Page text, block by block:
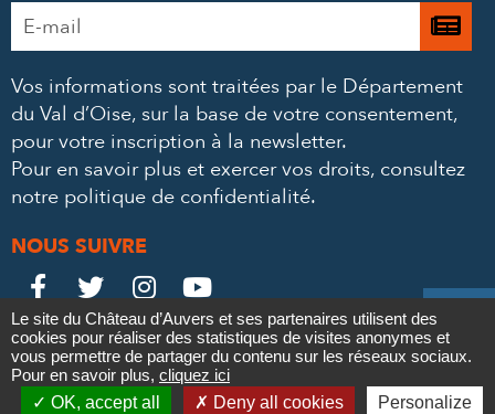
Contact

Adresse
e-
*
Je
à
Vos informations sont traitées par le Département
du Val d’Oise, sur la base de votre consentement,
pour votre inscription à la newsletter.
Pour en savoir plus et exercer vos droits, consultez
notre politique de confidentialité.
NOUS SUIVRE
Le
Château
sur

Le
Château
sur

Le
Château
sur

Le
Château
sur

Mentions légales Politique de confidentialité
Crédits
Partenaires & Mécènes
Recrutement
Plan du site
Le site du Château d’Auvers et ses partenaires utilisent des
cookies pour réaliser des statistiques de visites anonymes et
vous permettre de partager du contenu sur les réseaux sociaux.
Pour en savoir plus, cliquez ici
OK, accept all
Deny all cookies Personalize